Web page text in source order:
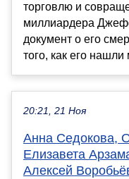
торговлю и
миллиардера
документ о его
того, как его
20:21, 21 Ноя
Анна Седокова,
Елизавета
Алексей